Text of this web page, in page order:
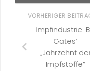
VORHERIGER
Impfindustrie:
Gates‘
„Jahrzehnt
Impfstoffe“